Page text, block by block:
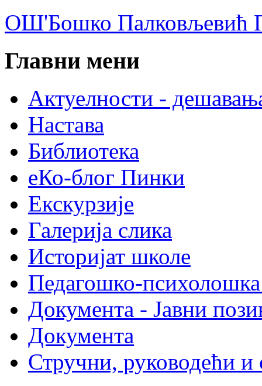
ОШ'Бошко Палковљевић
Главни мени
Актуелности -
Настава
Библиотека
еКо-блог Пинки
Екскурзије
Галерија слика
Историјат школе
Педагошко-психолошка
Документа - Јавни
Документа
Стручни, руководећи и